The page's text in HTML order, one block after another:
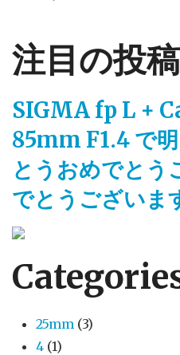
注目の投稿
SIGMA fp L +
85mm F1.4 で
とうおめでとう
でとうございま
25mm (3)
4 (1)